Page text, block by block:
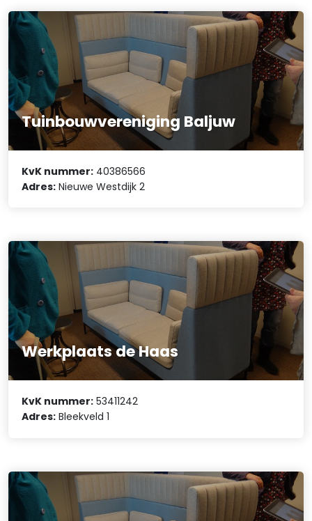
Tuinbouwvereniging Baljuw
KvK nummer: 40386566
Adres: Nieuwe Westdijk 2
Werkplaats de Haas
KvK nummer: 53411242
Adres: Bleekveld 1